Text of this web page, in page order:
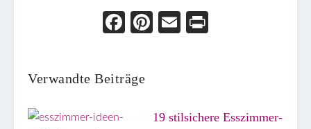
Face
Pint
Ema
Verwandte Beiträge
19 stilsichere Esszimmer-